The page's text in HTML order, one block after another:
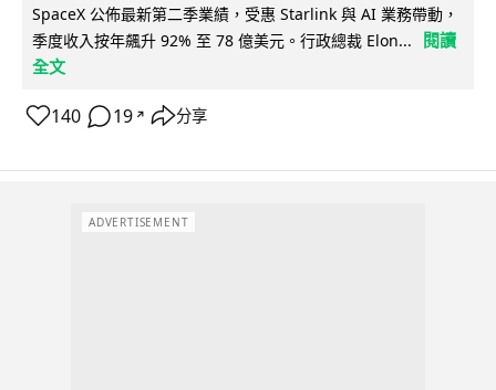
SpaceX 公佈最新第二季業績，受惠 Starlink 與 AI 業務帶動，
季度收入按年飆升 92% 至 78 億美元。行政總裁 Elon...
閱讀
全文
140 19 ↗ 分享
ADVERTISEMENT